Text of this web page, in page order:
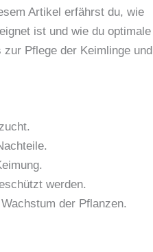
Artikel erfährst du, wie
ist und wie du optimale
Pflege der Keimlinge und
werden.
der Pflanzen.